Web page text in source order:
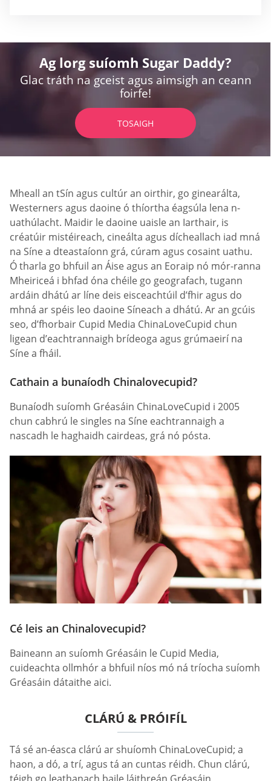
Ag lorg suíomh Sugar Daddy?
Glac tráth na gceist agus aimsigh an ceann
foirfe!
TOSAIGH
Mheall an tSín agus cultúr an oirthir, go ginearálta,
Westerners agus daoine ó thíortha éagsúla lena n-
uathúlacht. Maidir le daoine uaisle an Iarthair, is
créatúir mistéireach, cineálta agus dícheallach iad mná
na Síne a dteastaíonn grá, cúram agus cosaint uathu.
Ó tharla go bhfuil an Áise agus an Eoraip nó mór-ranna
Mheiriceá i bhfad óna chéile go geografach, tugann
ardáin dhátú ar líne deis eisceachtúil d’fhir agus do
mhná ar spéis leo daoine Síneach a dhátú. Ar an gcúis
seo, d’fhorbair Cupid Media ChinaLoveCupid chun
ligean d’eachtrannaigh brídeoga agus grúmaeirí na
Síne a fháil.
Cathain a bunaíodh Chinalovecupid?
Bunaíodh suíomh Gréasáin ChinaLoveCupid i 2005
chun cabhrú le singles na Síne eachtrannaigh a
nascadh le haghaidh cairdeas, grá nó pósta.
Cé leis an Chinalovecupid?
Baineann an suíomh Gréasáin le Cupid Media,
cuideachta ollmhór a bhfuil níos mó ná tríocha suíomh
Gréasáin dátaithe aici.
CLÁRÚ & PRÓIFÍL
Tá sé an-éasca clárú ar shuíomh ChinaLoveCupid; a
haon, a dó, a trí, agus tá an cuntas réidh. Chun clárú,